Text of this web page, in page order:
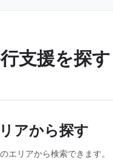
支援を探す
アから探す
エリアから検索できます。